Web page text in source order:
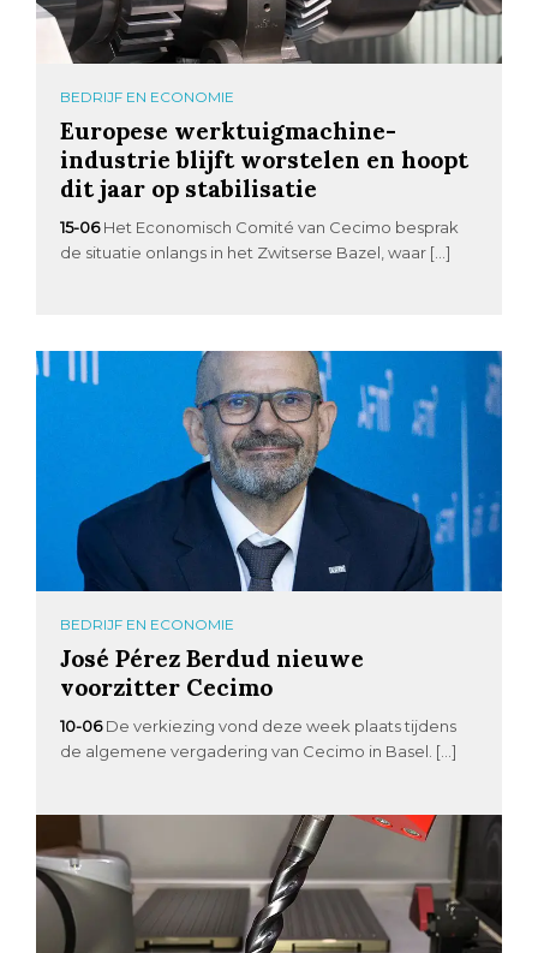
BEDRIJF EN ECONOMIE
Europese werktuigmachine-
industrie blijft worstelen en hoopt
dit jaar op stabilisatie
15-06 Het Economisch Comité van Cecimo besprak
de situatie onlangs in het Zwitserse Bazel, waar […]
BEDRIJF EN ECONOMIE
José Pérez Berdud nieuwe
voorzitter Cecimo
10-06 De verkiezing vond deze week plaats tijdens
de algemene vergadering van Cecimo in Basel. […]